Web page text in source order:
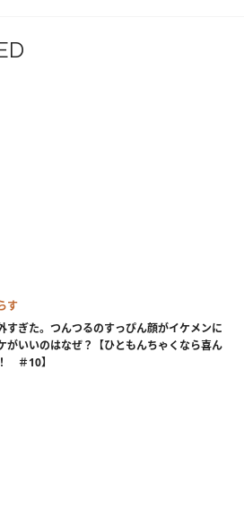
す
すぎた。つんつるのすっぴん顔がイケメンに
がいいのはなぜ？【ひともんちゃくなら喜ん
＃10】